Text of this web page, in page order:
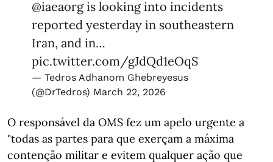
@iaeaorgis looking into incidents
reported yesterday in southeastern
Iran, and in…
pic.twitter.com/gJdQd1eOqS
— Tedros Adhanom Ghebreyesus
(@DrTedros) March 22, 2026
O responsável da OMS fez um apelo urgente a
"todas as partes para que exerçam a máxima
contenção militar e evitem qualquer ação que